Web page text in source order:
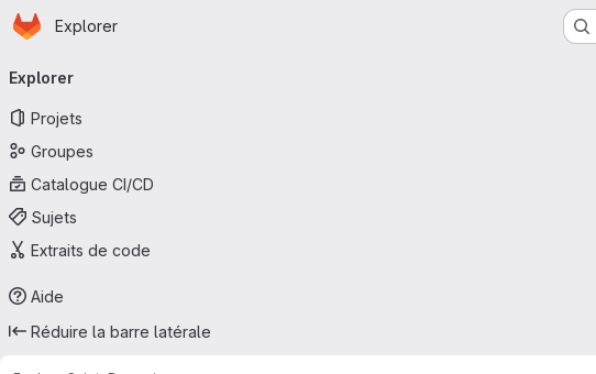
Passer au contenu principal
Page d'accueil
Explorer
principale
Explorer
Projets
Groupes
Catalogue CI/CD
Sujets
Extraits de code
Aide
Réduire la barre latérale